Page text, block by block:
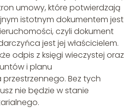
umowy, które potwierdzają
istotnym dokumentem jest
czyli dokument
jest jej właścicielem.
odpis z księgi wieczystej oraz
i planu
Bez tych
nie będzie w stanie